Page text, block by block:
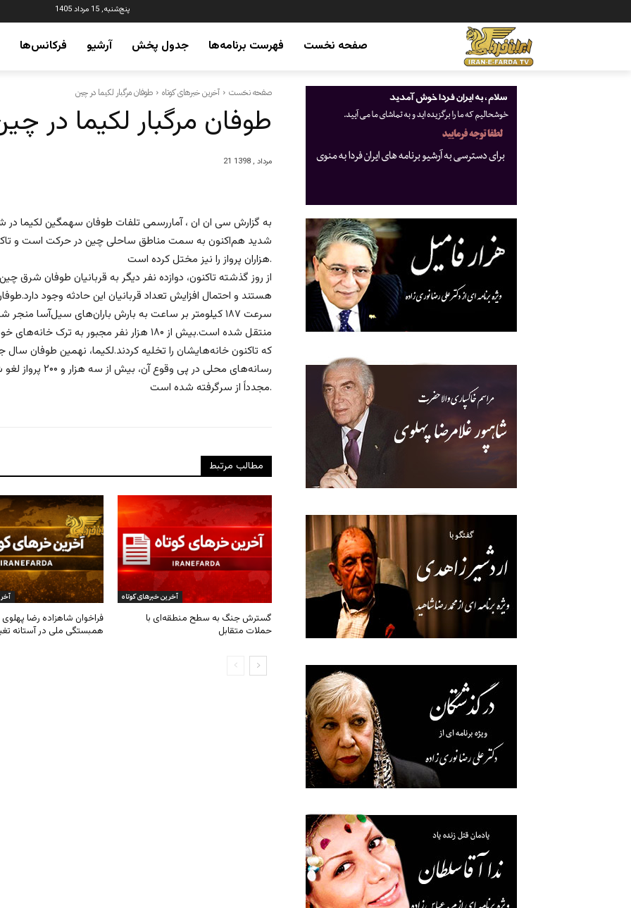
پنج‌شنبه, 15 مرداد 1405
صفحه نخست فهرست برنامه‌ها جدول پخش آرشیو فرکانس‌ها
صفحه نخست آخرین خبرهای کوتاه طوفان مرگبار لکیما در چین
طوفان مرگبار لکیما در
21 مرداد , 1398
شدید هم‌اکنون به سمت مناطق ساحلی چین در حرکت است و
هزاران پرواز را نیز مختل کرده است.
از روز گذشته تاکنون، دوازده نفر دیگر به قربانیان طوفان
هستند و احتمال افزایش تعداد قربانیان این حادثه وجود
سرعت ۱۸۷ کیلومتر بر ساعت به بارش باران‌های سیل‌آسا
منتقل شده است.بیش از ۱۸۰ هزار نفر مجبور
که تاکنون خانه‌هایشان را تخلیه کردند.لکیما، نهمین طوفان
رسانه‌های محلی
مجدداً از سرگرفته شده است.
مطالب مرتبط
فراخوان شاهزاده رضا پهلوی
همبستگی ملی در آستانه
آخرین خبرهای کوتاه
گسترش جنگ به سطح منطقه‌ای با
حملات متقابل